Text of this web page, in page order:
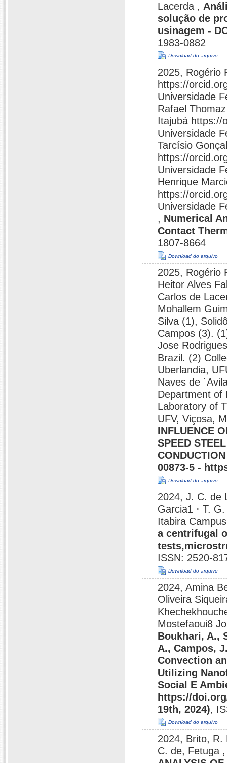
Lacerda ,
solução de
usinagem -
1983-0882
Download do arquivo
2025, Rogério
https://
Universidade
Rafael
Itajubá https://
Universidade
Tarcí­sio
https://
Universidade
Henrique
https://
Universidade
, Numerical
Contact
1807-8664
Download do arquivo
2025, Rogério
Heitor Alves
Carlos de
Mohallem
Silva (1),
Campos (3).
Jose
Brazil. (2)
Uberlandia,
Naves de
Department of
Laboratory of
UFV, Viçosa,
INFLUENCE
SPEED
00873-5 -
Download do arquivo
2024, J. C. de
Garcia1 · T.
Itabira
a centrifugal
ISSN: 2520-
Download do arquivo
2024, Amina
Oliveira
Mostefaoui8
Boukhari, A.,
A., Campos,
Convection
Utilizing
Social E
https://
19th, 2024),
Download do arquivo
2024, Brito, R.
C. de, Fetuga